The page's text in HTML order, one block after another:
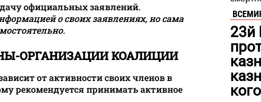
официальных заявлений.
о своих заявлениях, но сама
ОРГАНИЗАЦИИ КОАЛИЦИИ
от активности своих членов в
рекомендуется принимать активное
23й